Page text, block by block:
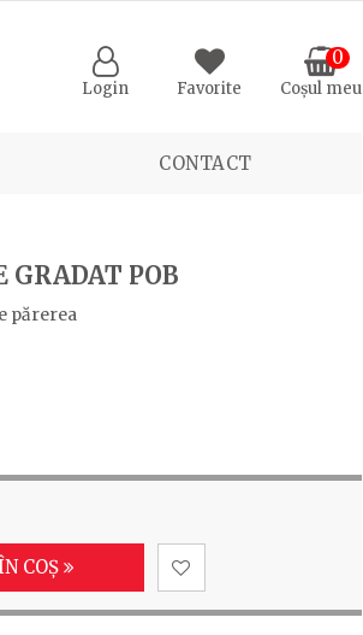
Login
0
Coșul meu
Favorite
CONTACT
GRADAT POB
părerea
COȘ